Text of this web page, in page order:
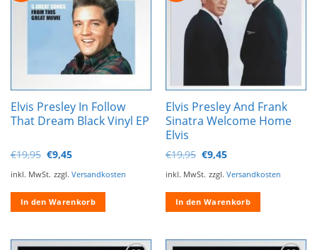
auf.
Produktseite
gewählt
werden
hinzufügen
Elvis Presley In Follow
That Dream Black Vinyl EP
€19,95 Ursprünglicher
Preis
war:
€19,95
€9,45Aktueller
ist:
€9,45.
inkl. MwSt. zzgl. Versandkosten
In den Warenkorb
hinzufügen
Elvis Presley And Frank
Sinatra Welcome Home
Elvis
€19,95 Ursprünglicher
Preis
war:
€19,95
€9,45Aktueller
ist:
€9,45.
inkl. MwSt. zzgl. Versandkosten
In den Warenkorb